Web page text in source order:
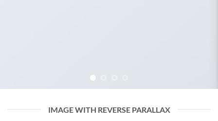
IMAGE WITH REVERSE PARALLAX